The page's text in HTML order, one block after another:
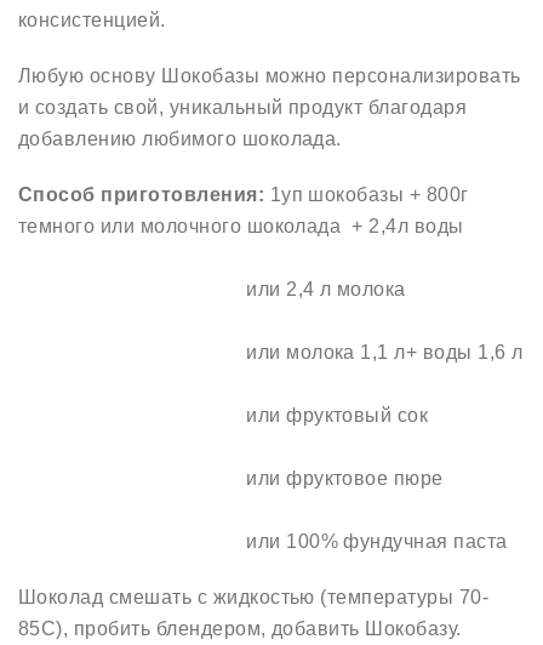
консистенцией.
Любую основу Шокобазы можно персонализировать
и создать свой, уникальный продукт благодаря
добавлению любимого шоколада.
Способ приготовления: 1уп шокобазы + 800г
темного или молочного шоколада + 2,4л воды
или 2,4 л молока
или молока 1,1 л+ воды 1,6 л
или фруктовый сок
или фруктовое пюре
или 100% фундучная паста
Шоколад смешать с жидкостью (температуры 70-
85С), пробить блендером, добавить Шокобазу.